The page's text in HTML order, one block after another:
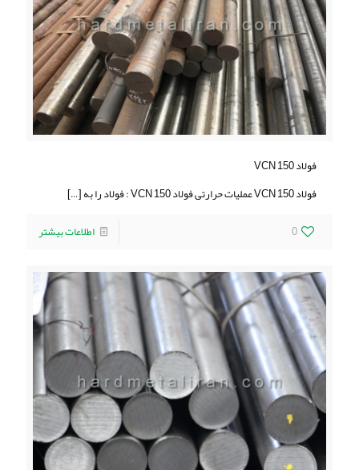
فولاد 150 VCN
فولاد 150 VCN عملیات حرارتی فولاد 150 VCN : فولاد را به
[…]
0
اطلاعات بیشتر